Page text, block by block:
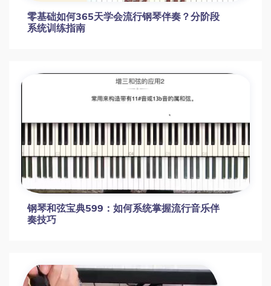
零基础如何365天学会流行钢琴伴奏？分阶段
系统训练指南
钢琴和弦宝典599：如何系统掌握流行音乐伴
奏技巧